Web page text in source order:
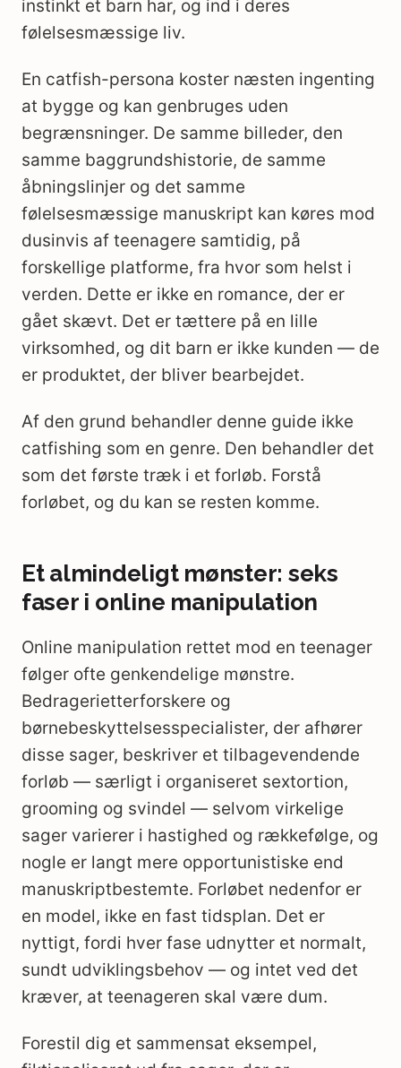
instinkt et barn har, og ind i deres
følelsesmæssige liv.
En catfish-persona koster næsten ingenting
at bygge og kan genbruges uden
begrænsninger. De samme billeder, den
samme baggrundshistorie, de samme
åbningslinjer og det samme
følelsesmæssige manuskript kan køres mod
dusinvis af teenagere samtidig, på
forskellige platforme, fra hvor som helst i
verden. Dette er ikke en romance, der er
gået skævt. Det er tættere på en lille
virksomhed, og dit barn er ikke kunden — de
er produktet, der bliver bearbejdet.
Af den grund behandler denne guide ikke
catfishing som en genre. Den behandler det
som det første træk i et forløb. Forstå
forløbet, og du kan se resten komme.
Et almindeligt mønster: seks
faser i online manipulation
Online manipulation rettet mod en teenager
følger ofte genkendelige mønstre.
Bedragerietterforskere og
børnebeskyttelsesspecialister, der afhører
disse sager, beskriver et tilbagevendende
forløb — særligt i organiseret sextortion,
grooming og svindel — selvom virkelige
sager varierer i hastighed og rækkefølge, og
nogle er langt mere opportunistiske end
manuskriptbestemte. Forløbet nedenfor er
en model, ikke en fast tidsplan. Det er
nyttigt, fordi hver fase udnytter et normalt,
sundt udviklingsbehov — og intet ved det
kræver, at teenageren skal være dum.
Forestil dig et sammensat eksempel,